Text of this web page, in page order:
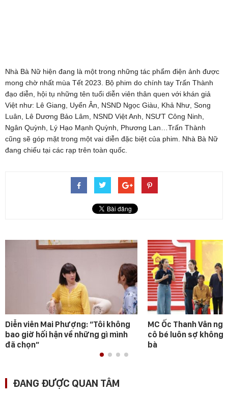
Nhà Bà Nữ hiện đang là một trong những tác phẩm điện ảnh được
mong chờ nhất mùa Tết 2023. Bộ phim do chính tay Trấn Thành
đạo diễn, hội tụ những tên tuổi diễn viên thân quen với khán giả
Việt như: Lê Giang, Uyển Ân, NSND Ngọc Giàu, Khả Như, Song
Luân, Lê Dương Bảo Lâm, NSND Việt Anh, NSƯT Công Ninh,
Ngân Quỳnh, Lý Hạo Mạnh Quỳnh, Phương Lan…Trấn Thành
cũng sẽ góp mặt trong một vai diễn đặc biệt của phim. Nhà Bà Nữ
đang chiếu tại các rạp trên toàn quốc.
Diễn viên Mai Phượng: “Tôi không
bao giờ hối hận về những gì mình
đã chọn”
MC Ốc Thanh Vân
cô bé luôn sợ không
bà
ĐANG ĐƯỢC QUAN TÂM